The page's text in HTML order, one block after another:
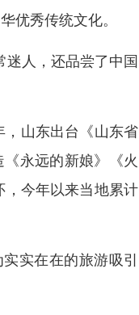
优秀传统文化。
迷人，还品尝了中国
，山东出台《山东省
永远的新娘》《火
，今年以来当地累计
实在在的旅游吸引